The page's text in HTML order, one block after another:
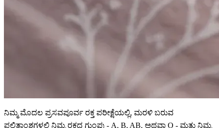
ನಿಮ್ಮ ಮೊದಲ ಪ್ರಸವಪೂರ್ವ ರಕ್ತ ಪರೀಕ್ಷೆಯಲ್ಲಿ, ಮರಳಿ ಬರುವ
ಫಲಿತಾಂಶಗಳಲ್ಲಿ ನಿಮ್ಮ ರಕ್ತದ ಗುಂಪು - A, B, AB, ಅಥವಾ O - ಮತ್ತು ನಿಮ್ಮ